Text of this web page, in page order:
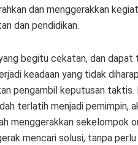
dan menggerakkan
dan pendidikan.
begitu cekatan, dan
keadaan yang tidak
pengambil keputusan taktis.
terlatih menjadi pemimpin,
menggerakkan sekelompok
mencari solusi, tanpa